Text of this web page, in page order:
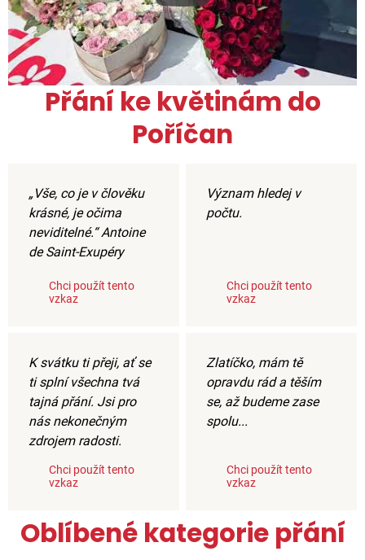
Přání ke květinám do
Poříčan
„Vše, co je v člověku
krásné, je očima
neviditelné.“ Antoine
de Saint-Exupéry
Chci použít tento
vzkaz
Význam hledej v
počtu.
Chci použít tento
vzkaz
K svátku ti přeji, ať se
ti splní všechna tvá
tajná přání. Jsi pro
nás nekonečným
zdrojem radosti.
Chci použít tento
vzkaz
Zlatíčko, mám tě
opravdu rád a těším
se, až budeme zase
spolu...
Chci použít tento
vzkaz
Oblíbené kategorie přání